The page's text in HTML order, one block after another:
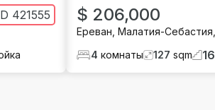
421555 $ 206,000
Ереван Малатия-Себастия
4 комнаты 127 sqm 16